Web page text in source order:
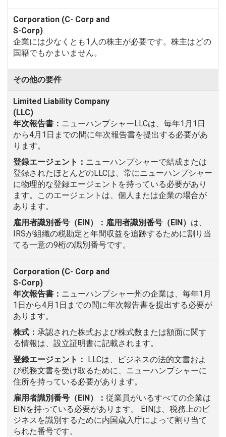
企業には少なくとも1人の株主が必要です。株主はどの
国籍でもかまいません。
その他の要件
年次報告書： ニューハンプシャーLLCは、毎年1月1日
から4月1日までの間に年次報告書を提出する必要があ
ります。
登録エージェント： ニューハンプシャーで結成または
登録されたほとんどのLLCは、常にニューハンプシャー
に物理的な登録エージェントを持っている必要があり
ます。このエージェントは、個人または企業の場合が
あります。
雇用者識別番号（EIN）：雇用者識別番号（EIN） は、
IRSが組織の税勘定と年間収益を追跡するために割り当
てる一意の9桁の識別番号です。
年次報告書： ニューハンプシャー州の企業は、毎年1月
1日から4月1日までの間に年次報告書を提出する必要が
あります。
株式： 承認された株式および株式数または額面に関す
る情報は、設立証明書に記載されます。
登録エージェント： LLCは、ビジネスの法的文書およ
び税務文書を受け取るために、ニューハンプシャーに
住所を持っている必要があります。
雇用者識別番号（EIN）： 従業員がいるすべての企業は
EINを持っている必要があります。 EINは、税務上のビ
ジネスを識別するために内国歳入庁によって割り当て
られた番号です。